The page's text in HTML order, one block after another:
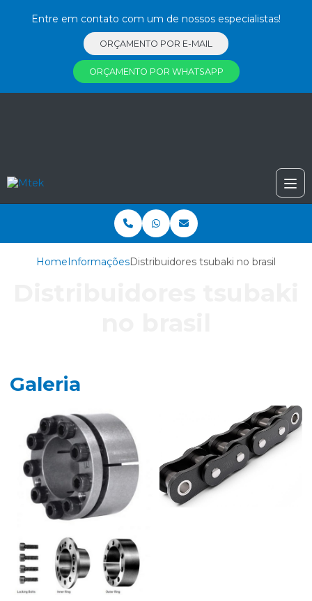
Entre em contato com um de nossos especialistas!
ORÇAMENTO POR E-MAIL
ORÇAMENTO POR WHATSAPP
HomeInformaçõesDistribuidores tsubaki no brasil
Galeria